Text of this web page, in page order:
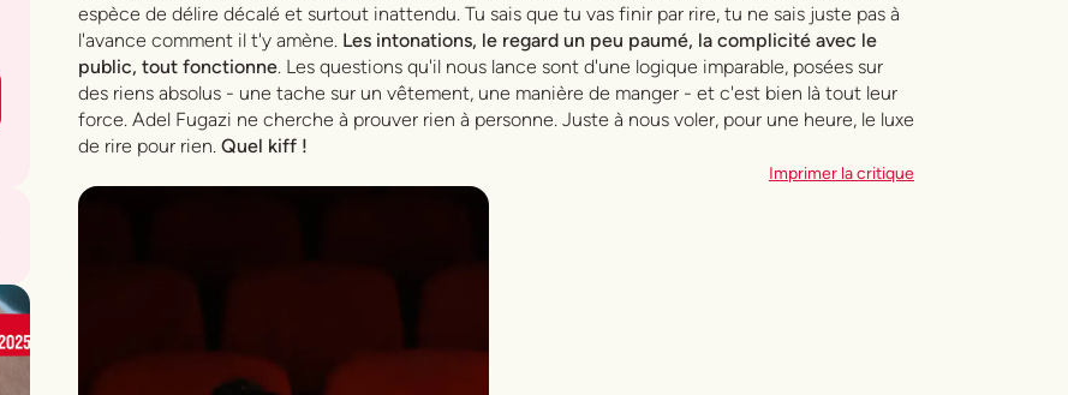
espèce de délire décalé et surtout inattendu. Tu sais que tu vas finir par rire, tu ne sais juste pas à
l'avance comment il t'y amène. Les intonations, le regard un peu paumé, la complicité avec le
public, tout fonctionne. Les questions qu'il nous lance sont d'une logique imparable, posées sur
des riens absolus - une tache sur un vêtement, une manière de manger - et c'est bien là tout leur
force. Adel Fugazi ne cherche à prouver rien à personne. Juste à nous voler, pour une heure, le luxe
de rire pour rien. Quel kiff !
Imprimer la critique